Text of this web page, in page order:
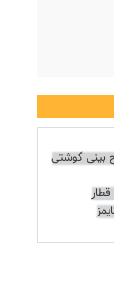
بینی گوشتی